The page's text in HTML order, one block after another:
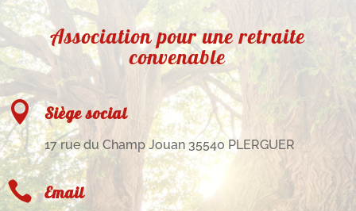
Association pour une retraite
convenable
 Siège social
17 rue du Champ Jouan 35540 PLERGUER
 Email